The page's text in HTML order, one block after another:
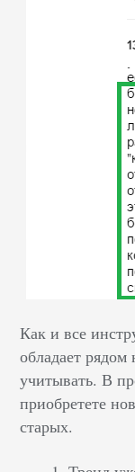
Как и все
обладает
учитывать. В
приобретете
старых.